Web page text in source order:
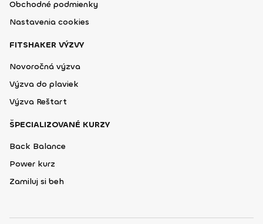
Obchodné podmienky
Nastavenia cookies
FITSHAKER VÝZVY
Novoročná výzva
Výzva do plaviek
Výzva Reštart
ŠPECIALIZOVANÉ KURZY
Back Balance
Power kurz
Zamiluj si beh